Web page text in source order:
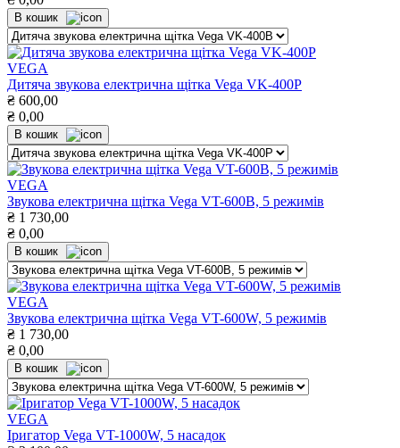
В кошик
VEGA
Дитяча звукова електрична щітка Vega VK-400P
₴ 600,00
₴ 0,00
В кошик
VEGA
Звукова електрична щітка Vega VT-600B, 5 режимів
₴ 1 730,00
₴ 0,00
В кошик
VEGA
Звукова електрична щітка Vega VT-600W, 5 режимів
₴ 1 730,00
₴ 0,00
В кошик
VEGA
Іригатор Vega VT-1000W, 5 насадок